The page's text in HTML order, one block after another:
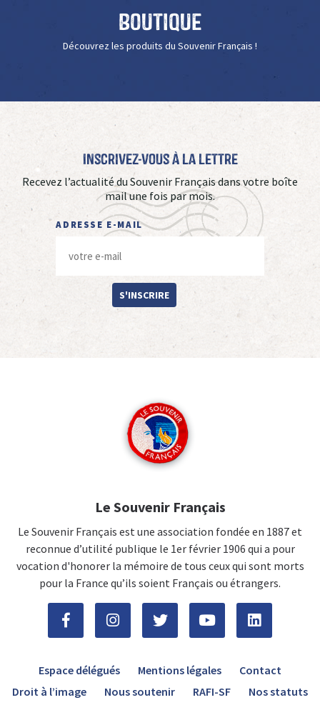
Boutique
Découvrez les produits du Souvenir Français !
Inscrivez-vous à La Lettre
Recevez l’actualité du Souvenir Français dans votre boîte
mail une fois par mois.
ADRESSE E-MAIL
S'INSCRIRE
Le Souvenir Français
Le Souvenir Français est une association fondée en 1887 et
reconnue d’utilité publique le 1er février 1906 qui a pour
vocation d'honorer la mémoire de tous ceux qui sont morts
pour la France qu’ils soient Français ou étrangers.
Espace délégués Mentions légales
Contact
Droit à l’image
Nous soutenir RAFI-SF Nos statuts